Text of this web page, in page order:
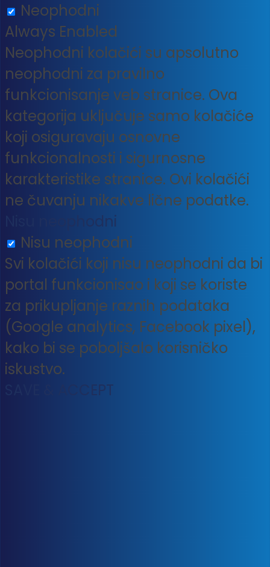
Neophodni
Always Enabled
Neophodni kolačići su apsolutno
neophodni za pravilno
funkcionisanje veb stranice. Ova
kategorija uključuje samo kolačiće
koji osiguravaju osnovne
funkcionalnosti i sigurnosne
karakteristike stranice. Ovi kolačići
ne čuvanju nikakve lične podatke.
Nisu neophodni
Nisu neophodni
Svi kolačići koji nisu neophodni da bi
portal funkcionisao i koji se koriste
za prikupljanje raznih podataka
(Google analytics, Facebook pixel),
kako bi se poboljšalo korisničko
iskustvo.
SAVE & ACCEPT